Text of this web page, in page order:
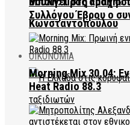
Κωνσταντοπούλου
ΟΙΚΟΝΟΜΙΑ
Συλλόγου Έβρου ο
Morning Mix 30.04:
Heat Radio 88.3